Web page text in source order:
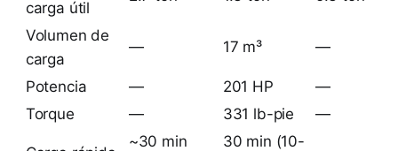
carga útil
Volumen de
carga
— 17 m³ —
Potencia — 201 HP
—
Torque
— 331 lb-pie —
~30 min
30 min (10-